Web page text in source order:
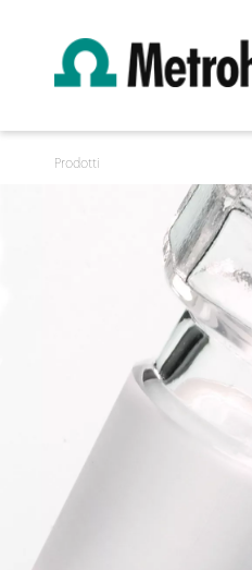
Prodotti